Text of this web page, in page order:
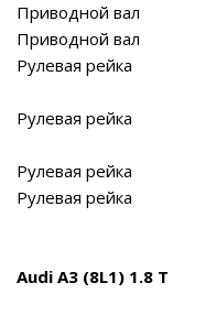
Приводной вал
Приводной вал
Рулевая рейка
Рулевая рейка
Рулевая рейка
Рулевая рейка
Audi A3 (8L1) 1.8 T